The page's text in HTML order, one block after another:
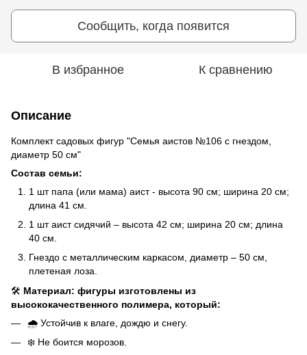
Сообщить, когда появится
В избранное К сравнению
Описание
Комплект садовых фигур "Семья аистов №106 с гнездом,
диаметр 50 см"
Состав семьи:
1 шт папа (или мама) аист - высота 90 см; ширина 20 см;
длина 41 см.
1 шт аист сидячий – высота 42 см; ширина 20 см; длина
40 см.
Гнездо с металлическим каркасом, диаметр – 50 см,
плетеная лоза.
🛠️ Материал: фигуры изготовлены из
высококачественного полимера, который:
🌧️ Устойчив к влаге, дождю и снегу.
❄️ Не боится морозов.